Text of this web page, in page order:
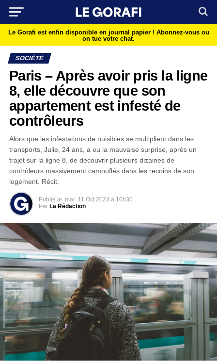
Le Gorafi est enfin disponible en journal papier ! Abonnez-vous ou
on tue votre chat.
SOCIÉTÉ
Paris – Après avoir pris la ligne
8, elle découvre que son
appartement est infesté de
contrôleurs
Alors que les infestations de nuisibles se multiplient dans les
transports, Julie, 24 ans, a eu la mauvaise surprise, après un
trajet sur la ligne 8, de découvrir plusieurs dizaines de
contrôleurs massivement camouflés dans les recoins de son
logement. Récit.
Publié le mar 11 Oct 2023 à 10h30
Par La Rédaction